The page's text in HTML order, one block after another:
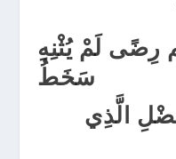
رِضًى لَمْ يُثْنِهِ
سَخَطُ
الَّذِي